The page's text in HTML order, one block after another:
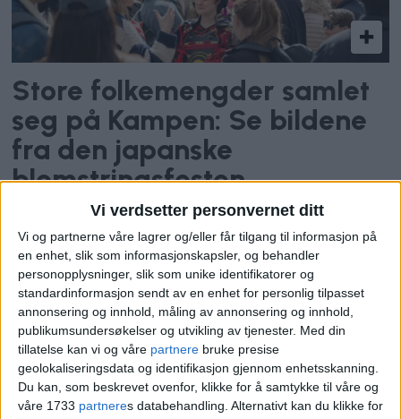
Vi verdsetter personvernet ditt
Vi og partnerne våre lagrer og/eller får tilgang til informasjon på
en enhet, slik som informasjonskapsler, og behandler
personopplysninger, slik som unike identifikatorer og
standardinformasjon sendt av en enhet for personlig tilpasset
annonsering og innhold, måling av annonsering og innhold,
publikumsundersøkelser og utvikling av tjenester. Med din
tillatelse kan vi og våre partnere bruke presise
geolokaliseringsdata og identifikasjon gjennom enhetsskanning.
Du kan, som beskrevet ovenfor, klikke for å samtykke til våre og
våre 1733 partneres databehandling. Alternativt kan du klikke for
Store folkemengder samlet
seg på Kampen: Se bildene
fra den japanske
blomstringsfesten
Lan Marie Berg gjentar at trikken